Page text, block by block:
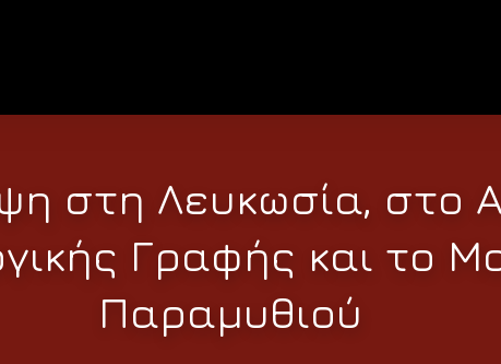
στη Λευκωσία, στο
Γραφής και το
Παραμυθιού